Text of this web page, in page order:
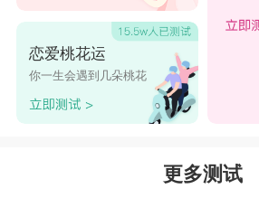
恋爱桃花运
你一生会遇到几朵桃花
更多测试